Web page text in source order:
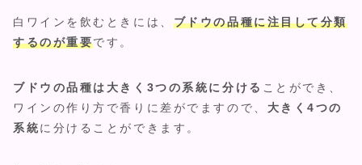
白ワインを飲むときには、 ブドウの品種に注目して分類
するのが重要です。
ブドウの品種は大きく3つの系統に分ける ことができ、
ワインの作り方で香りに差がでますので、 大きく4つの
系統に分けることができます。